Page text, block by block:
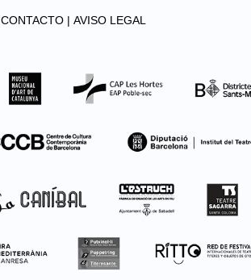
CONTACTO | AVISO LEGAL